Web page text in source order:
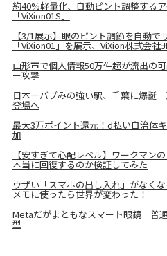
約40%軽量化、自動ピント調整する
「ViXion01S」
【3/1展示】眼のピント調節を自動で
「ViXion01」を展示、ViXion株式会社
山形市で個人情報50万件超が流出の
ー攻撃
日本一バブみの強い駅、千葉に爆誕
登場へ
最大3万ポイント還元！d払い自治体
加
【安すぎて心配レベル】ワークマン
本当に回復するのか検証してみた
ウザい「スマホの出し入れ」がなく
メモに使ったら世界が変わった！
Metaだがまともなスマート眼鏡 普
型